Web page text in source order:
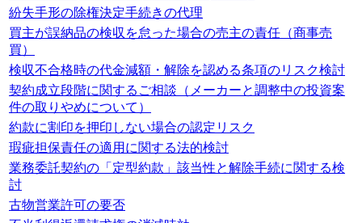
紛失手形の除権決定手続きの代理
買主が誤納品の検収を怠った場合の売主の責任（商事売
買）
検収不合格時の代金減額・解除を認める条項のリスク検討
契約成立段階に関するご相談（メーカーと調整中の投資案
件の取りやめについて）
約款に割印を押印しない場合の認定リスク
瑕疵担保責任の適用に関する法的検討
業務委託契約の「定型約款」該当性と解除手続に関する検
討
古物営業許可の要否